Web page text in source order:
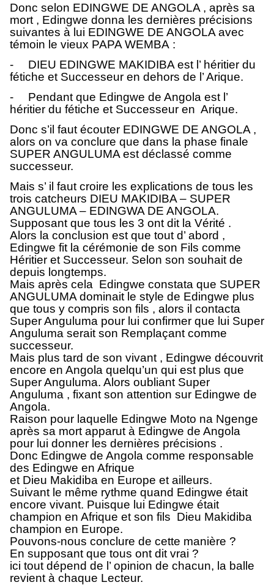
Donc selon EDINGWE DE ANGOLA , après sa
mort , Edingwe donna les dernières précisions
suivantes à lui EDINGWE DE ANGOLA avec
témoin le vieux PAPA WEMBA :
-
DIEU EDINGWE MAKIDIBA est l’ héritier du
fétiche et Successeur en dehors de l’ Arique.
-
Pendant que Edingwe de Angola est l’
héritier du fétiche et Successeur en Arique.
Donc s’il faut écouter EDINGWE DE ANGOLA ,
alors on va conclure que dans la phase finale
SUPER ANGULUMA est déclassé comme
successeur.
Mais s’ il faut croire les explications de tous les
trois catcheurs DIEU MAKIDIBA – SUPER
ANGULUMA – EDINGWA DE ANGOLA.
Supposant que tous les 3 ont dit la Vérité .
Alors la conclusion est que tout d’ abord ,
Edingwe fit la cérémonie de son Fils comme
Héritier et Successeur. Selon son souhait de
depuis longtemps.
Mais après cela Edingwe constata que SUPER
ANGULUMA dominait le style de Edingwe plus
que tous y compris son fils , alors il contacta
Super Anguluma pour lui confirmer que lui Super
Anguluma serait son Remplaçant comme
successeur.
Mais plus tard de son vivant , Edingwe découvrit
encore en Angola quelqu’un qui est plus que
Super Anguluma. Alors oubliant Super
Anguluma , fixant son attention sur Edingwe de
Angola.
Raison pour laquelle Edingwe Moto na Ngenge
après sa mort apparut à Edingwe de Angola
pour lui donner les dernières précisions .
Donc Edingwe de Angola comme responsable
des Edingwe en Afrique
et Dieu Makidiba en Europe et ailleurs.
Suivant le même rythme quand Edingwe était
encore vivant. Puisque lui Edingwe était
champion en Afrique et son fils Dieu Makidiba
champion en Europe.
Pouvons-nous conclure de cette manière ?
En supposant que tous ont dit vrai ?
ici tout dépend de l’ opinion de chacun, la balle
revient à chaque Lecteur.